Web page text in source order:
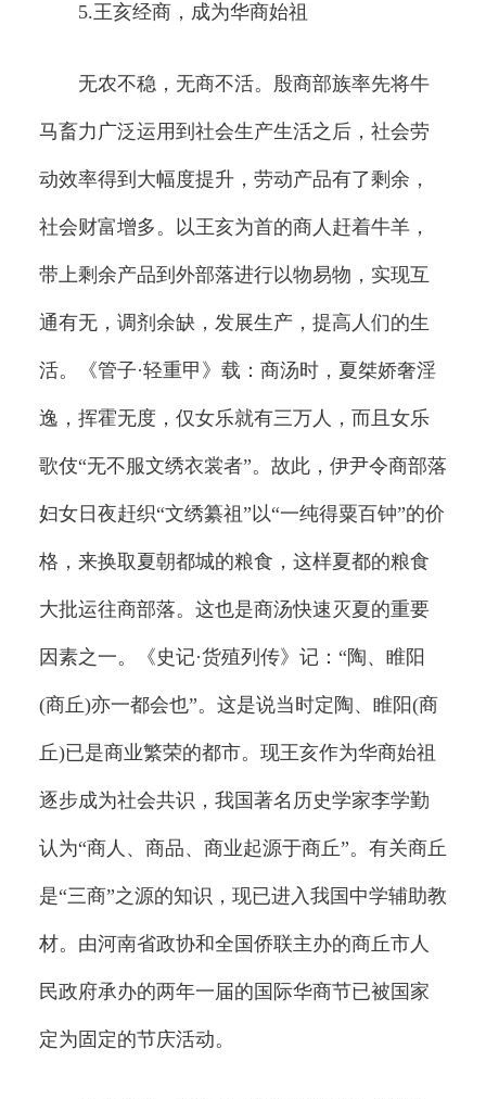
5.王亥经商，成为华商始祖
无农不稳，无商不活。殷商部族率先将牛
马畜力广泛运用到社会生产生活之后，社会劳
动效率得到大幅度提升，劳动产品有了剩余，
社会财富增多。以王亥为首的商人赶着牛羊，
带上剩余产品到外部落进行以物易物，实现互
通有无，调剂余缺，发展生产，提高人们的生
活。《管子·轻重甲》载：商汤时，夏桀娇奢淫
逸，挥霍无度，仅女乐就有三万人，而且女乐
歌伎“无不服文绣衣裳者”。故此，伊尹令商部落
妇女日夜赶织“文绣纂祖”以“一纯得粟百钟”的价
格，来换取夏朝都城的粮食，这样夏都的粮食
大批运往商部落。这也是商汤快速灭夏的重要
因素之一。《史记·货殖列传》记：“陶、睢阳
(商丘)亦一都会也”。这是说当时定陶、睢阳(商
丘)已是商业繁荣的都市。现王亥作为华商始祖
逐步成为社会共识，我国著名历史学家李学勤
认为“商人、商品、商业起源于商丘”。有关商丘
是“三商”之源的知识，现已进入我国中学辅助教
材。由河南省政协和全国侨联主办的商丘市人
民政府承办的两年一届的国际华商节已被国家
定为固定的节庆活动。